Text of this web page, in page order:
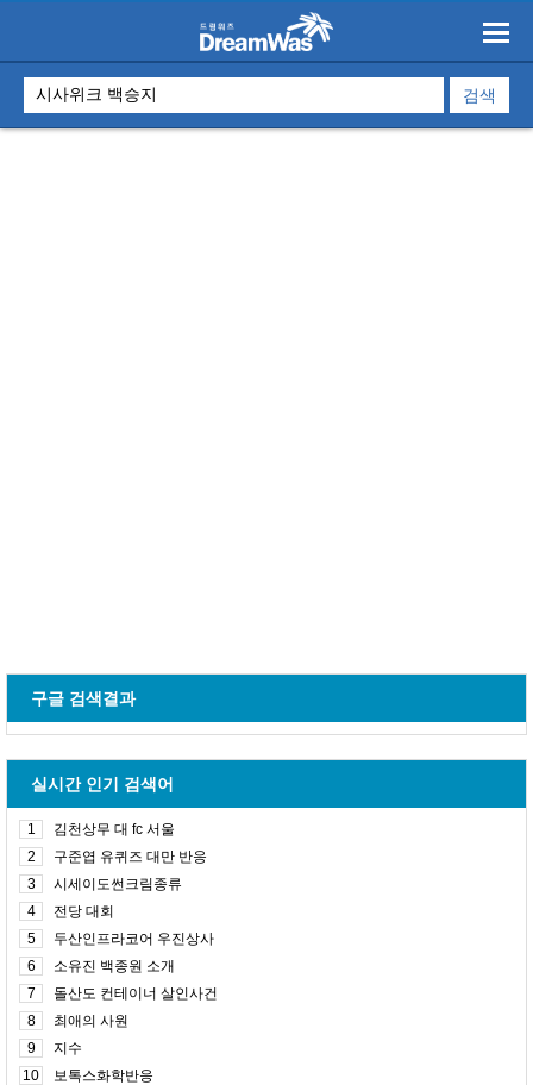
구글 검색결과
실시간 인기 검색어
1
김천상무 대 fc 서울
2
구준엽 유퀴즈 대만 반응
3
시세이도썬크림종류
4
전당 대회
5
두산인프라코어 우진상사
6
소유진 백종원 소개
7
돌산도 컨테이너 살인사건
8
최애의 사원
9
지수
10
보톡스화학반응